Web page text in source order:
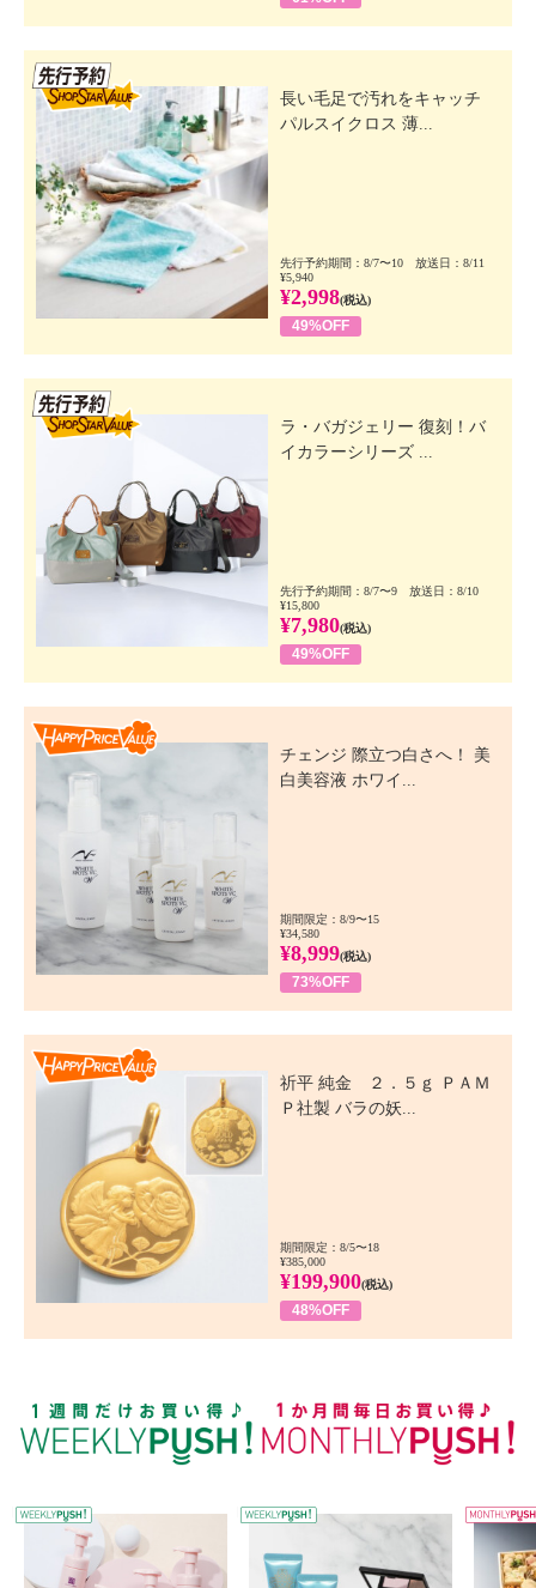
長い毛足で汚れをキャッチ
パルスイクロス 薄...
先行予約期間：8/7〜10 放送日：8/11
¥5,940
¥2,998(税込)
49%OFF
ラ・バガジェリー 復刻！バ
イカラーシリーズ ...
先行予約期間：8/7〜9 放送日：8/10
¥15,800
¥7,980(税込)
49%OFF
チェンジ 際立つ白さへ！ 美
白美容液 ホワイ...
期間限定：8/9〜15
¥34,580
¥8,999(税込)
73%OFF
祈平 純金 ２．５ｇ ＰＡＭ
Ｐ社製 バラの妖...
期間限定：8/5〜18
¥385,000
¥199,900(税込)
48%OFF
WEEKLY PUSH